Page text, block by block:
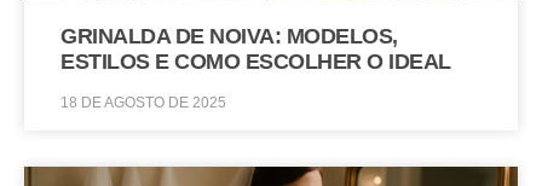
GRINALDA DE NOIVA: MODELOS,
ESTILOS E COMO ESCOLHER O IDEAL
18 DE AGOSTO DE 2025